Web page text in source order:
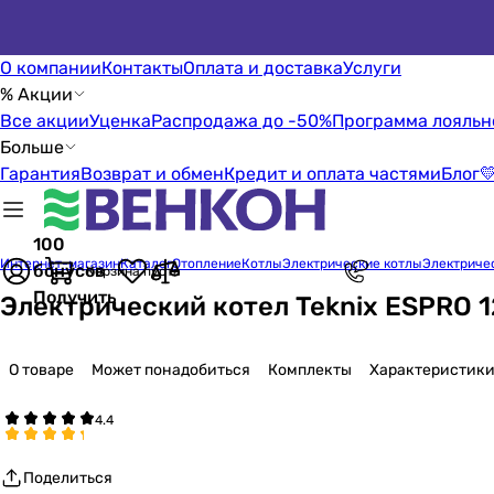
О компанииКонтактыОплата и доставкаУслуги
% Акции
Все акцииУценкаРаспродажа до -50%Программа
Больше
ГарантияВозврат и обменКредит и оплата частямиБлог
100
бонусов
Получить
Корзина пуста
Интернет-магазинКаталогОтоплениеКотлыЭлектрические котлы
Электрический котел Teknix ESPRO
О товаре Может понадобиться Комплекты Характеристики
Поделиться